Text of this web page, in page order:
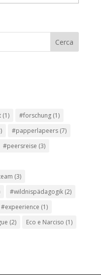
(1) #forschung(1)
#papperlapeers(7)
#peersreise (3)
(3)
#wildnispädagogik(2)
(1)
(2) Eco e Narciso (1)